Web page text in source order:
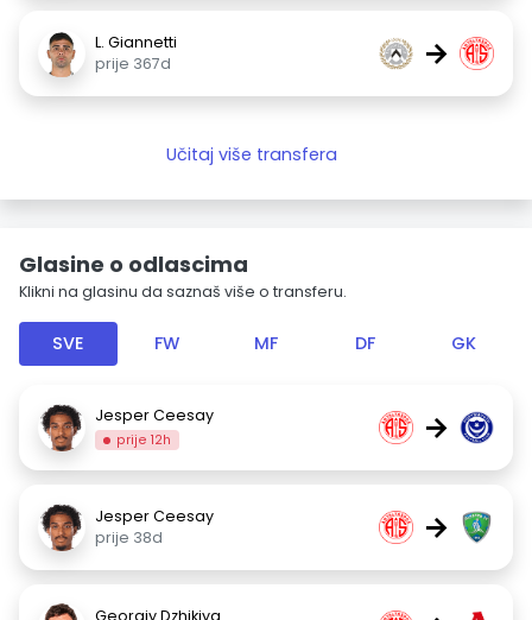
L. Giannetti
prije 367d
→
Učitaj više transfera
Glasine o odlascima
Klikni na glasinu da saznaš više o transferu.
SVE FW MF DF GK
Jesper Ceesay
prije 12h →
Jesper Ceesay
prije 38d
→
Georgiy Dzhikiya